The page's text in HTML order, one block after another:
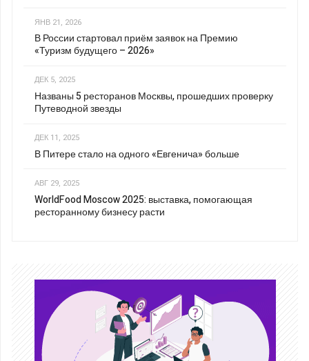
ЯНВ 21, 2026
В России стартовал приём заявок на Премию
«Туризм будущего – 2026»
ДЕК 5, 2025
Названы 5 ресторанов Москвы, прошедших проверку
Путеводной звезды
ДЕК 11, 2025
В Питере стало на одного «Евгенича» больше
АВГ 29, 2025
WorldFood Moscow 2025: выставка, помогающая
ресторанному бизнесу расти